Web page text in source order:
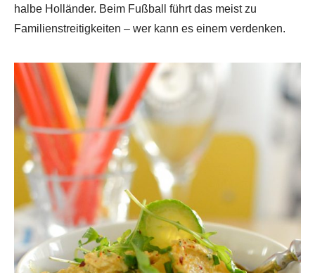
halbe Holländer. Beim Fußball führt das meist zu
Familienstreitigkeiten – wer kann es einem verdenken.